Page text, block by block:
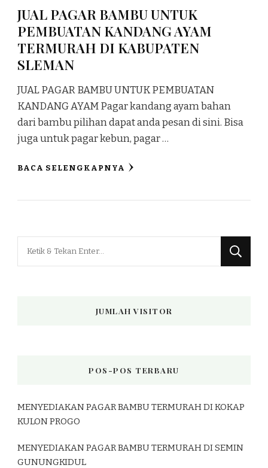
JUAL PAGAR BAMBU UNTUK
PEMBUATAN KANDANG AYAM
TERMURAH DI KABUPATEN
SLEMAN
JUAL PAGAR BAMBU UNTUK PEMBUATAN
KANDANG AYAM Pagar kandang ayam bahan
dari bambu pilihan dapat anda pesan di sini. Bisa
juga untuk pagar kebun, pagar …
BACA SELENGKAPNYA
JUMLAH VISITOR
POS-POS TERBARU
MENYEDIAKAN PAGAR BAMBU TERMURAH DI KOKAP
KULON PROGO
MENYEDIAKAN PAGAR BAMBU TERMURAH DI SEMIN
GUNUNGKIDUL